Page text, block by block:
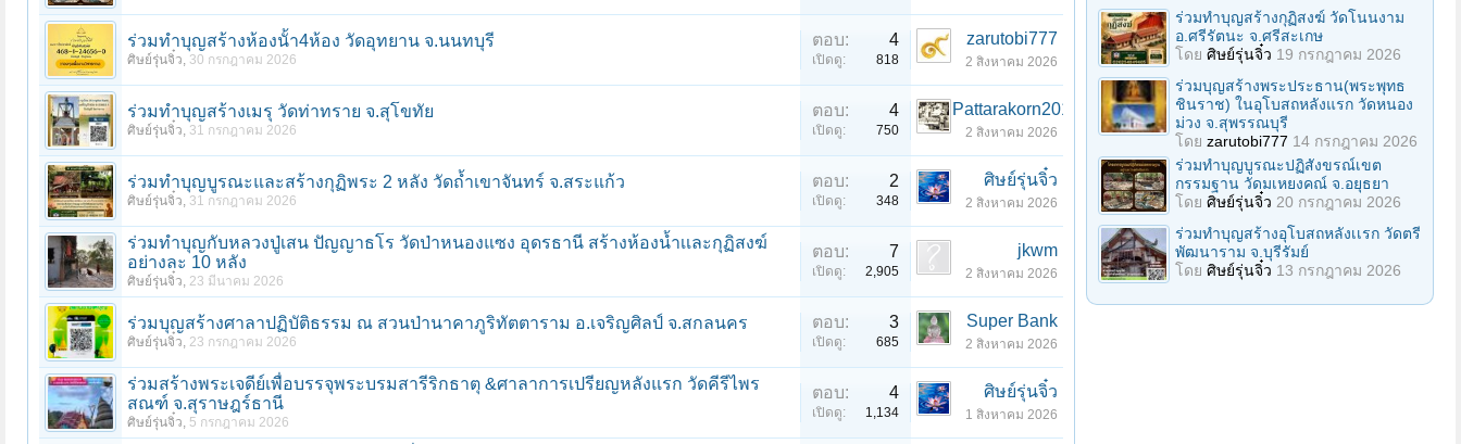
ร่วมทําบุญสร้างห้องนั้า4ห้อง วัดอุทยาน จ.นนทบุรี
ศิษย์รุ่นจิ๋ว, 30 กรกฎาคม 2026
ตอบ: 4
เปิดดู: 818
zarutobi777
2 สิงหาคม 2026
ร่วมทําบุญสร้างเมรุ วัดท่าทราย จ.สุโขทัย
ศิษย์รุ่นจิ๋ว, 31 กรกฎาคม 2026
ตอบ: 4
เปิดดู: 750
Pattarakorn2010
2 สิงหาคม 2026
ร่วมทําบุญบูรณะและสร้างกุฏิพระ 2 หลัง วัดถ้ำเขาจันทร์ จ.สระแก้ว
ศิษย์รุ่นจิ๋ว, 31 กรกฎาคม 2026
ตอบ: 2
เปิดดู: 348
ศิษย์รุ่นจิ๋ว
2 สิงหาคม 2026
ร่วมทําบุญกับหลวงปู่เสน ปัญญาธโร วัดป่าหนองแซง อุดรธานี สร้างห้องนํ้าเเละกุฏิสงฆ์
อย่างละ 10 หลัง
ศิษย์รุ่นจิ๋ว, 23 มีนาคม 2026
ตอบ: 7
เปิดดู: 2,905
jkwm
2 สิงหาคม 2026
ร่วมบุญสร้างศาลาปฏิบัติธรรม ณ สวนป่านาคาภูริทัตตาราม อ.เจริญศิลป์ จ.สกลนคร
ศิษย์รุ่นจิ๋ว, 23 กรกฎาคม 2026
ตอบ: 3
เปิดดู: 685
Super Bank
2 สิงหาคม 2026
ร่วมสร้างพระเจดีย์เพื่อบรรจุพระบรมสารีริกธาตุ &ศาลาการเปรียญหลังแรก วัดคีรีไพร
สณฑ์ จ.สุราษฎร์ธานี
ศิษย์รุ่นจิ๋ว, 5 กรกฎาคม 2026
ตอบ: 4
เปิดดู: 1,134
ศิษย์รุ่นจิ๋ว
1 สิงหาคม 2026
ร่วมทําบุญสร้างกุฏิสงฆ์ วัดโนนงาม
อ.ศรีรัตนะ จ.ศรีสะเกษ
โดย ศิษย์รุ่นจิ๋ว 19 กรกฎาคม 2026
ร่วมบุญสร้างพระประธาน(พระพุทธ
ชินราช) ในอุโบสถหลังแรก วัดหนอง
ม่วง จ.สุพรรณบุรี
โดย zarutobi777 14 กรกฎาคม 2026
ร่วมทําบุญบูรณะปฏิสังขรณ์เขต
กรรมฐาน วัดมเหยงคณ์ จ.อยุธยา
โดย ศิษย์รุ่นจิ๋ว 20 กรกฎาคม 2026
ร่วมทําบุญสร้างอุโบสถหลังเเรก วัดตรี
พัฒนาราม จ.บุรีรัมย์
โดย ศิษย์รุ่นจิ๋ว 13 กรกฎาคม 2026